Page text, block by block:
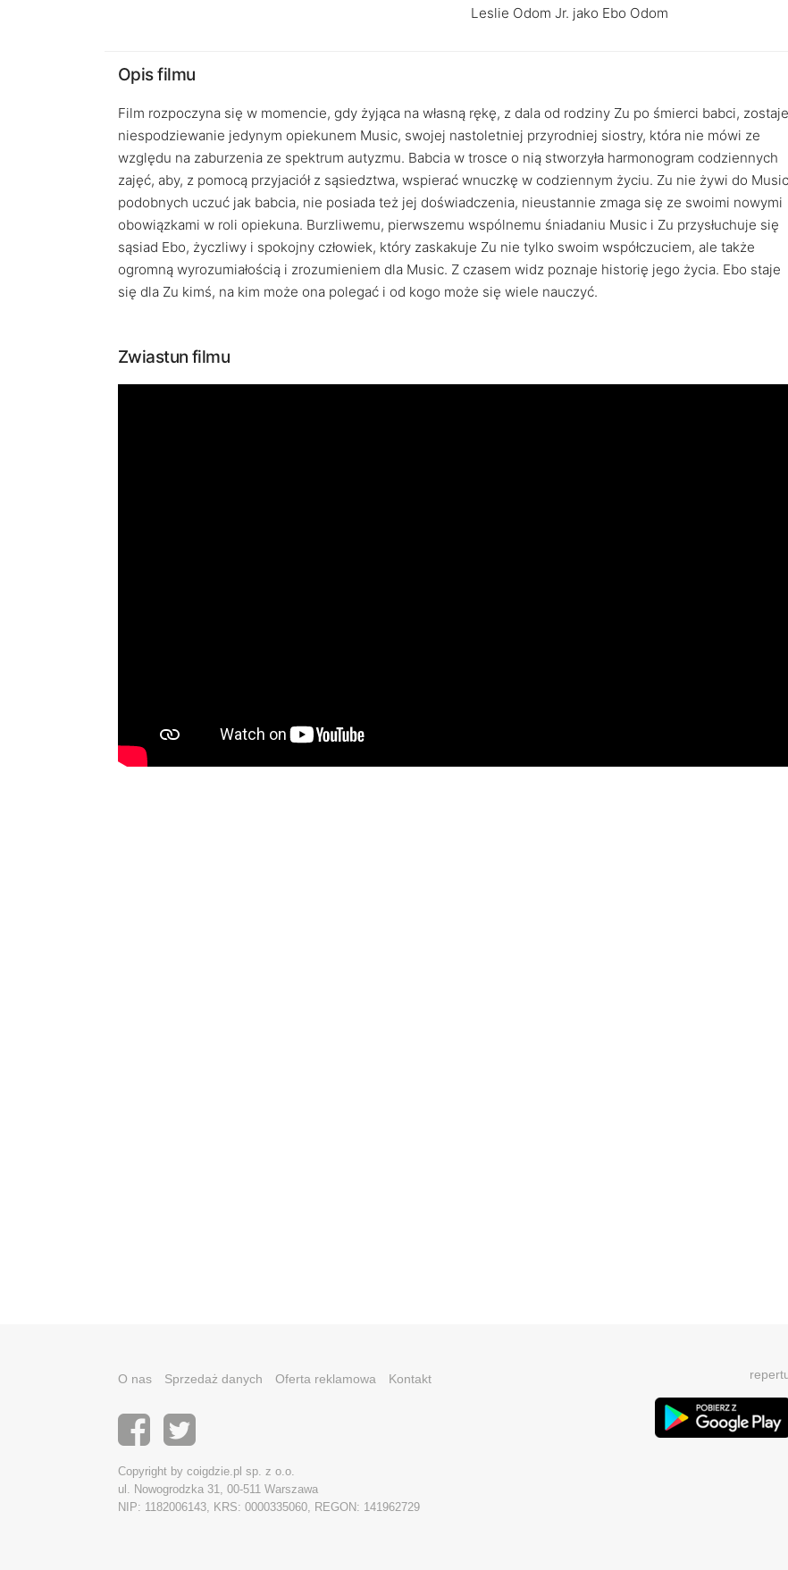
Leslie Odom Jr. jako Ebo Odom
Opis filmu
Film rozpoczyna się w momencie, gdy żyjąca na własną rękę, z dala od rodziny Zu po śmierci babci, zostaje
niespodziewanie jedynym opiekunem Music, swojej nastoletniej przyrodniej siostry, która nie mówi ze
względu na zaburzenia ze spektrum autyzmu. Babcia w trosce o nią stworzyła harmonogram codziennych
zajęć, aby, z pomocą przyjaciół z sąsiedztwa, wspierać wnuczkę w codziennym życiu. Zu nie żywi do Music
podobnych uczuć jak babcia, nie posiada też jej doświadczenia, nieustannie zmaga się ze swoimi nowymi
obowiązkami w roli opiekuna. Burzliwemu, pierwszemu wspólnemu śniadaniu Music i Zu przysłuchuje się
sąsiad Ebo, życzliwy i spokojny człowiek, który zaskakuje Zu nie tylko swoim współczuciem, ale także
ogromną wyrozumiałością i zrozumieniem dla Music. Z czasem widz poznaje historię jego życia. Ebo staje
się dla Zu kimś, na kim może ona polegać i od kogo może się wiele nauczyć.
Zwiastun filmu
O nas Sprzedaż danych Oferta reklamowa Kontakt
Copyright by coigdzie.pl sp. z o.o.
ul. Nowogrodzka 31, 00-511 Warszawa
NIP: 1182006143, KRS: 0000335060, REGON: 141962729